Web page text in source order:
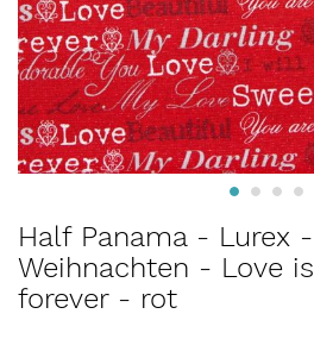
Anfang
der
Bildergalerie
Half Panama - Lurex -
Weihnachten - Love is
forever - rot